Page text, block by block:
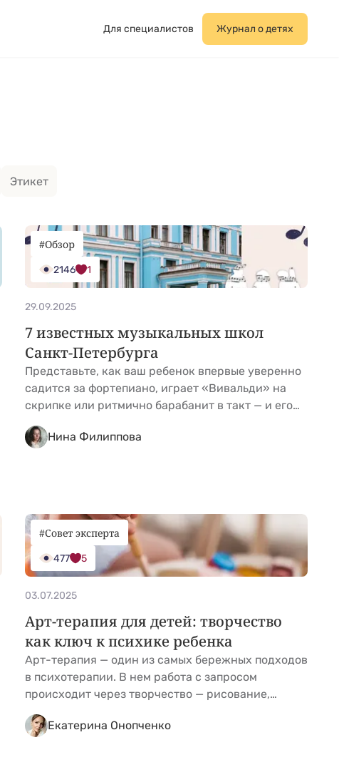
Для специалистов Журнал о детях
Этикет
#Обзор
2146 1
29.09.2025
7 известных музыкальных школ
Санкт-Петербурга
Представьте, как ваш ребенок впервые уверенно
садится за фортепиано, играет «Вивальди» на
скрипке или ритмично барабанит в такт — и его
глаза радостно горят. Лучшие музыкальные
школы северной столицы помогут развить талант
поколение &hellip; <a
href="https://kidgu.ru/journal/luchshie-
muzykalnye-shkoly-spb/">Continued</a>
Нина Филиппова
#Совет эксперта
477 5
03.07.2025
Арт-терапия для детей: творчество
как ключ к психике ребенка
Арт-терапия — один из самых бережных подходов
в психотерапии. В нем работа с запросом
происходит через творчество — рисование,
коллаж, лепку, музыку или танец. Расскажу о
принципах работы этого психотерапевтического
Екатерина Онопченко